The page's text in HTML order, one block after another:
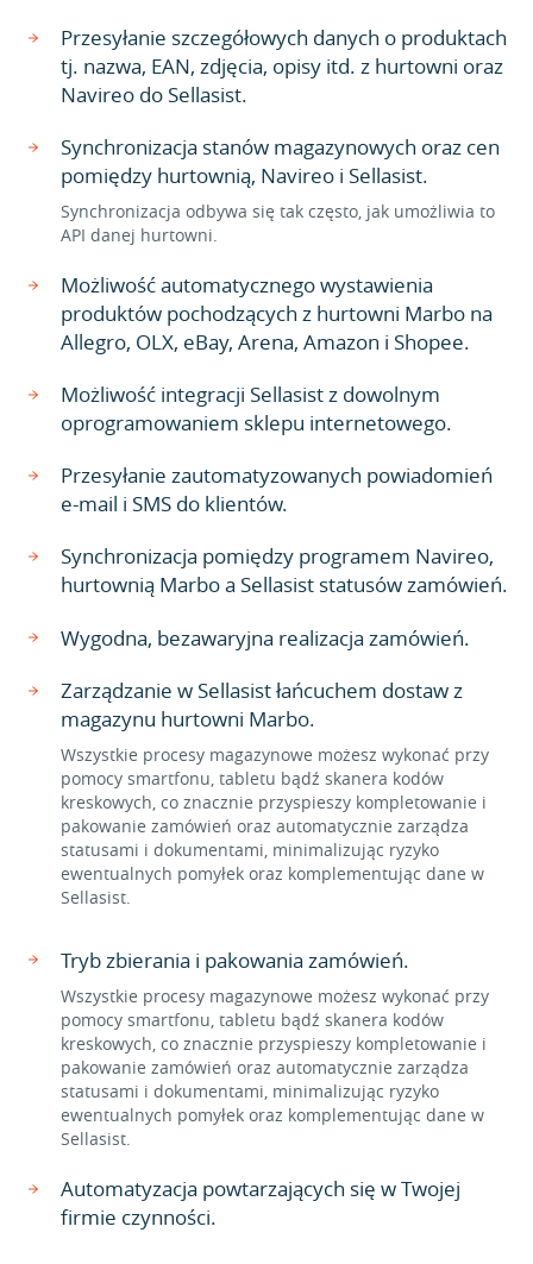
Przesyłanie szczegółowych danych o produktach
tj. nazwa, EAN, zdjęcia, opisy itd. z hurtowni oraz
Navireo do Sellasist.
Synchronizacja stanów magazynowych oraz cen
pomiędzy hurtownią, Navireo i Sellasist.
Synchronizacja odbywa się tak często, jak umożliwia to
API danej hurtowni.
Możliwość automatycznego wystawienia
produktów pochodzących z hurtowni Marbo na
Allegro, OLX, eBay, Arena, Amazon i Shopee.
Możliwość integracji Sellasist z dowolnym
oprogramowaniem sklepu internetowego.
Przesyłanie zautomatyzowanych powiadomień
e-mail i SMS do klientów.
Synchronizacja pomiędzy programem Navireo,
hurtownią Marbo a Sellasist statusów zamówień.
Wygodna, bezawaryjna realizacja zamówień.
Zarządzanie w Sellasist łańcuchem dostaw z
magazynu hurtowni Marbo.
Wszystkie procesy magazynowe możesz wykonać przy
pomocy smartfonu, tabletu bądź skanera kodów
kreskowych, co znacznie przyspieszy kompletowanie i
pakowanie zamówień oraz automatycznie zarządza
statusami i dokumentami, minimalizując ryzyko
ewentualnych pomyłek oraz komplementując dane w
Sellasist.
Tryb zbierania i pakowania zamówień.
Wszystkie procesy magazynowe możesz wykonać przy
pomocy smartfonu, tabletu bądź skanera kodów
kreskowych, co znacznie przyspieszy kompletowanie i
pakowanie zamówień oraz automatycznie zarządza
statusami i dokumentami, minimalizując ryzyko
ewentualnych pomyłek oraz komplementując dane w
Sellasist.
Automatyzacja powtarzających się w Twojej
firmie czynności.